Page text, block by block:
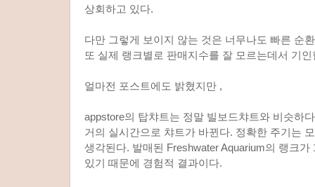
상회하고 있다.
다만 그렇게 보이지 않는 것은 너무나도 빠른 순
또 실제 랭크별로 판매지수를 잘 모르는데서 기인
얼마전 포스트에도 밝혔지만 ,
appstore의 탑챠트는 정말 빌보드챠트와 비슷하
거의 실시간으로 챠트가 바뀐다. 정확한 주기는
생각된다. 발매된 Freshwater Aquarium의 랭크
있기 때문에 경험적 결과이다.